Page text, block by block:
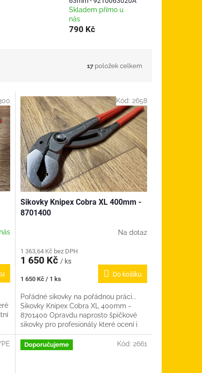
Skladem přímo u
nás
790 Kč
17 položek celkem
Sikovky Knipex Cobra XL 400mm -
8701400
Na dotaz
1 363,64 Kč bez DPH
1 650 Kč / ks
Měrná
1 650 Kč / 1 ks
Do košíku
Pořádné sikovky na pořádnou práci...
Sikovky Knipex Cobra XL 400mm -
8701400 Opravdu naprosto špičkové
sikovky pro profesionály které ocení i
každý kutil, který má rád...
Kód: 2658
Doporučujeme Kód: 2661